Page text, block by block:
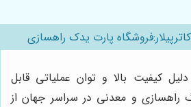
پارت یدک راهسازی
دلیل کیفیت بالا و توان عملیاتی قابل
راهسازی و معدنی در سراسر جهان از